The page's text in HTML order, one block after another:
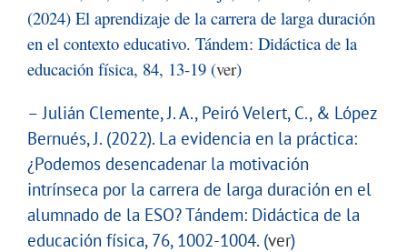
(2024) El aprendizaje de la carrera de larga duración
en el contexto educativo. Tándem: Didáctica de la
educación física, 84, 13-19 (ver)
– Julián Clemente, J. A., Peiró Velert, C., & López
Bernués, J. (2022). La evidencia en la práctica:
¿Podemos desencadenar la motivación
intrínseca por la carrera de larga duración en el
alumnado de la ESO? Tándem: Didáctica de la
educación física, 76, 1002-1004. (ver)